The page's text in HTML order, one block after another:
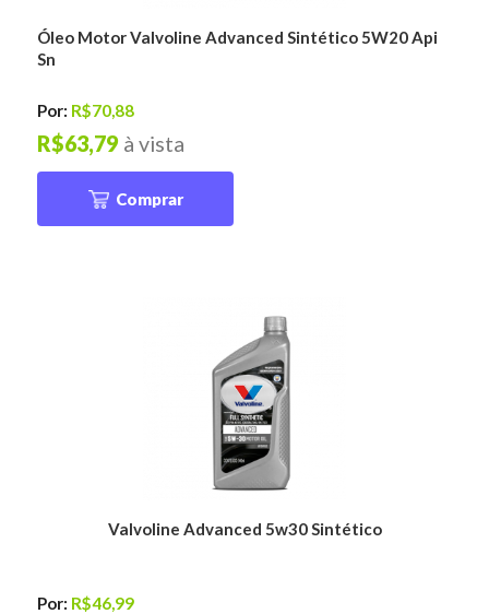
Óleo Motor Valvoline Advanced Sintético 5W20 Api
Sn
Por: R$70,88
à vista
R$63,79
Comprar
Valvoline Advanced 5w30 Sintético
Por: R$46,99